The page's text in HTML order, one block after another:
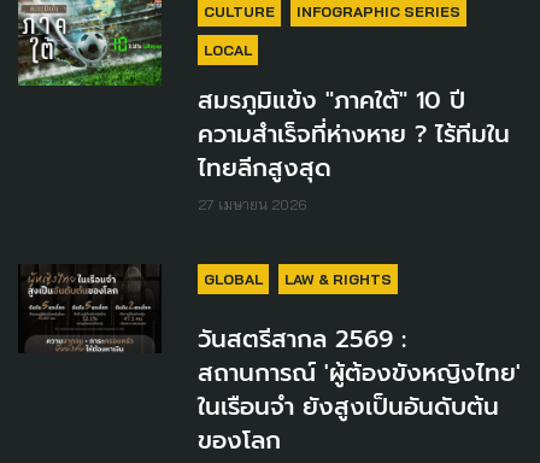
CULTURE INFOGRAPHIC SERIES
LOCAL
สมรภูมิแข้ง "ภาคใต้" 10 ปี
ความสำเร็จที่ห่างหาย ? ไร้ทีมใน
ไทยลีกสูงสุด
27 เมษายน 2026
GLOBAL LAW & RIGHTS
วันสตรีสากล 2569 :
สถานการณ์ 'ผู้ต้องขังหญิงไทย'
ในเรือนจำ ยังสูงเป็นอันดับต้น
ของโลก